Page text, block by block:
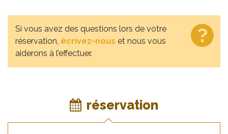
Si vous avez des questions lors de votre
réservation, écrivez-nous et nous vous
aiderons à l’effectuer.
réservation